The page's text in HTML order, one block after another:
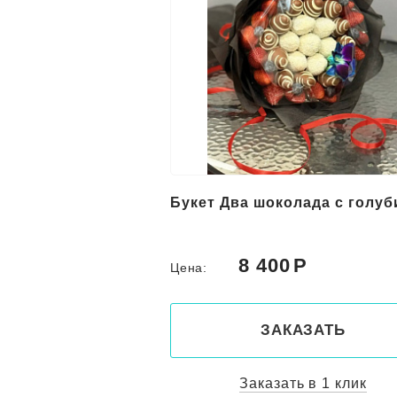
Букет Два шоколада с
Цена: 8 400
ЗАКАЗАТЬ
Заказать в 1 клик